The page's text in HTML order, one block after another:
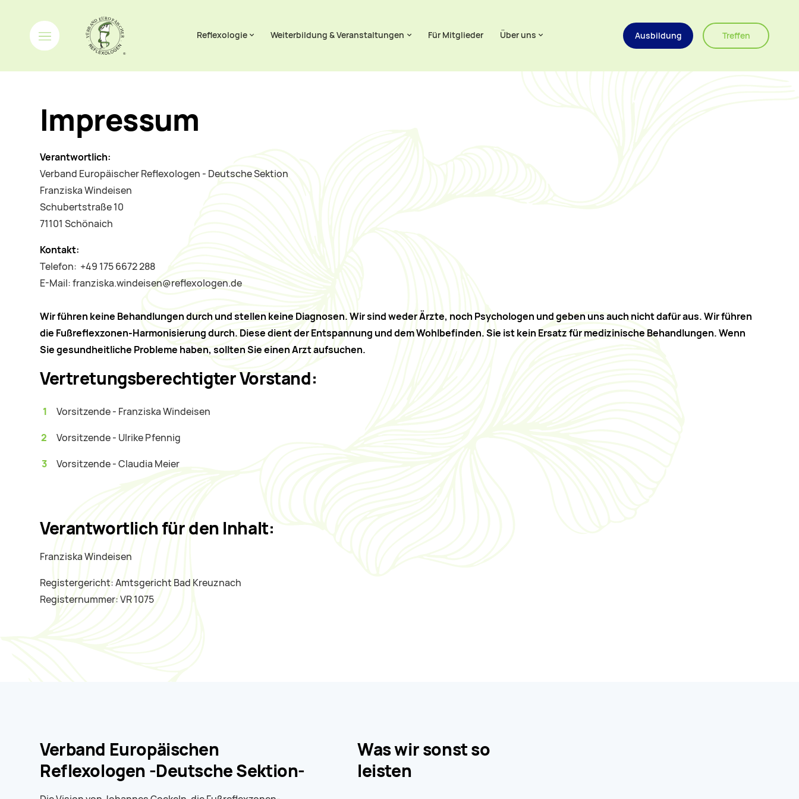
Reflexologie
Weiterbildung & Veranstaltungen Für Mitglieder Über uns Ausbildung Treffen
Impressum
Verantwortlich:
Verband Europäischer Reflexologen - Deutsche Sektion
Franziska Windeisen
Schubertstraße 10
71101 Schönaich
Kontakt:
Telefon: ​ +49 175 6672 288
E-Mail: franziska.windeisen@reflexologen.de
Wir führen keine Behandlungen durch und stellen keine Diagnosen.Wir sind weder Ärzte, noch Psychologen und geben uns auch nicht dafür aus.Wir führen
die Fußreflexzonen-Harmonisierung durch. Diese dient der Entspannung und dem Wohlbefinden. Sie ist kein Ersatz für medizinische Behandlungen.Wenn
Sie gesundheitliche Probleme haben, sollten Sie einen Arzt aufsuchen.
Vertretungsberechtigter Vorstand:
Vorsitzende - Franziska Windeisen
Vorsitzende - Ulrike Pfennig
Vorsitzende - Claudia Meier
Verantwortlich für den Inhalt:
Franziska Windeisen
Registergericht: Amtsgericht Bad Kreuznach
Registernummer: VR 1075
Verband Europäischen
Reflexologen -Deutsche Sektion-
Was wir sonst so
leisten